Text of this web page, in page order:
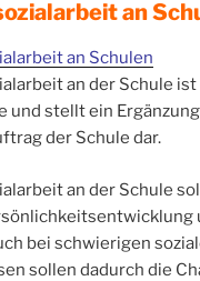
an
an Schulen
an der Schule
und stellt ein
der Schule dar.
an der Schule
bei schwierigen
sollen dadurch die